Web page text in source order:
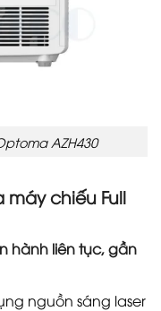
AZH430
chiếu Full
hành liên tục, gần
nguồn sáng laser